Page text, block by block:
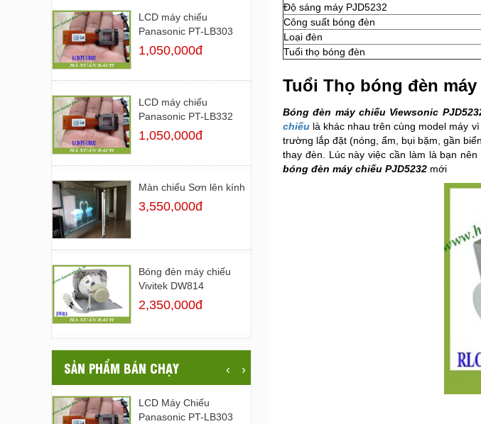
Độ sáng máy PJD5232
Công suất bóng đèn
Loại đèn
Tuổi thọ bóng đèn
Tuổi Thọ bóng đèn
Bóng đèn máy chiếu Viewsonic
chiếu là khác nhau trên cùng model máy
trường lắp đặt (nóng, ẩm, bụi bặm, gần
thay đèn. Lúc này việc cần làm là bạn
bóng đèn máy chiếu PJD5232 mới
LCD máy chiếu
Panasonic PT-LB303
1,050,000đ
LCD máy chiếu
Panasonic PT-LB332
1,050,000đ
Màn chiếu Sơn lên kính
3,550,000đ
Bóng đèn máy chiếu
Vivitek DW814
2,350,000đ
SẢN PHẨM BÁN CHẠY ‹ ›
LCD Máy Chiếu
Panasonic PT-LB303